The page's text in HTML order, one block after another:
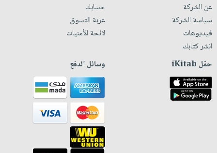
عن الشركة
سياسة الشركة
فيديوهات
انشر كتابك
حسابك
عربة التسوق
لائحة الأمنيات
حمّل iKitab وسائل الدفع